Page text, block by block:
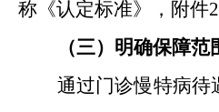
称《认定标准》，附件2
（三）明确保障范
通过门诊慢特病待